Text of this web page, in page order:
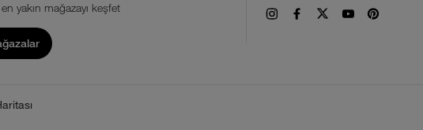
yakın mağazayı keşfet